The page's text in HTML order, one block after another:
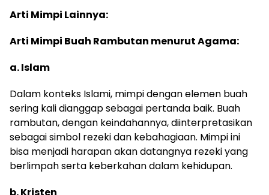
Arti Mimpi Lainnya:
Arti Mimpi Buah Rambutan menurut Agama:
a. Islam
Dalam konteks Islami, mimpi dengan elemen buah
sering kali dianggap sebagai pertanda baik. Buah
rambutan, dengan keindahannya, diinterpretasikan
sebagai simbol rezeki dan kebahagiaan. Mimpi ini
bisa menjadi harapan akan datangnya rezeki yang
berlimpah serta keberkahan dalam kehidupan.
b. Kristen